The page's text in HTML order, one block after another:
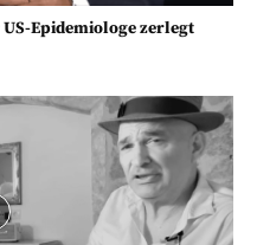
Epidemiologe zerlegt